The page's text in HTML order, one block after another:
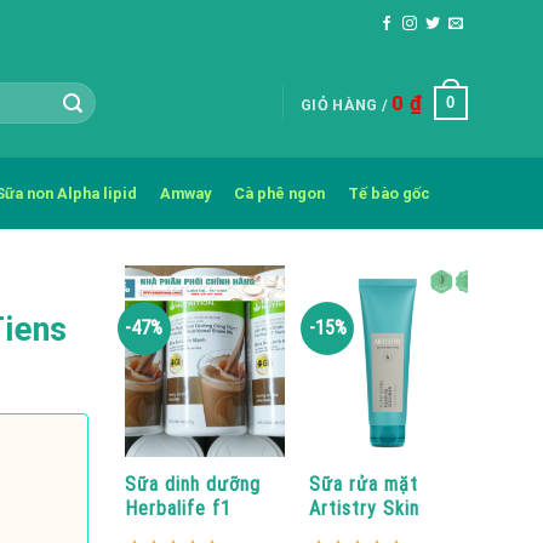
GIỎ HÀNG / 0 ₫ 0
non Alpha lipid Amway Cà phê ngon Tế bào gốc
-47%
Sữa dinh dưỡng
Herbalife f1
-15%
Sữa rửa mặt
Artistry Skin